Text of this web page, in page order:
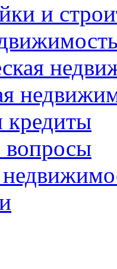
и
кредиты
вопросы